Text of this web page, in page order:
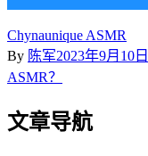
Chynaunique ASMR
By 陈军2023年9月10日
ASMR？
文章导航